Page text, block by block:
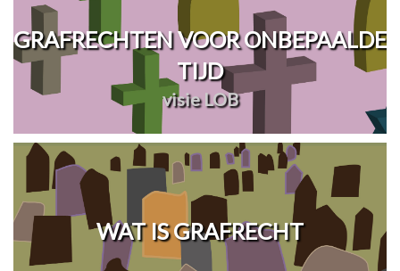
GRAFRECHTEN VOOR ONBEPAALDE
TIJD
visie LOB
WAT IS GRAFRECHT